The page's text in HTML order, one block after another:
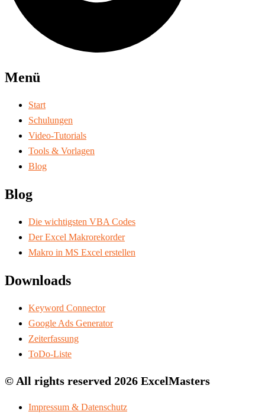
Menü
Start
Schulungen
Video-Tutorials
Tools & Vorlagen
Blog
Blog
Die wichtigsten VBA Codes
Der Excel Makrorekorder
Makro in MS Excel erstellen
Downloads
Keyword Connector
Google Ads Generator
Zeiterfassung
ToDo-Liste
© All rights reserved 2026 ExcelMasters
Impressum & Datenschutz